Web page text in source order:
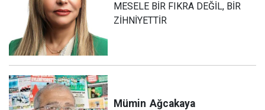
MESELE BİR FIKRA DEĞİL, BİR
ZİHNİYETTİR
Mümin Ağcakaya